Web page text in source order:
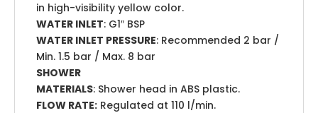
in high-visibility yellow color.
WATER INLET: G1″ BSP
WATER INLET PRESSURE: Recommended 2 bar /
Min. 1.5 bar / Max. 8 bar
SHOWER
MATERIALS: Shower head in ABS plastic.
FLOW RATE: Regulated at 110 l/min.